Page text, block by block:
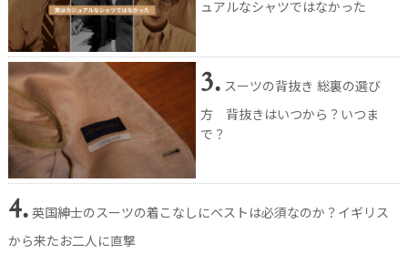
ュアルなシャツではなかった
3. スーツの背抜き 総裏の選び
方 背抜きはいつから？いつま
で？
4. 英国紳士のスーツの着こなしにベストは必須なのか？イギリス
から来たお二人に直撃